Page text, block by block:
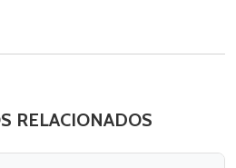
RELACIONADOS